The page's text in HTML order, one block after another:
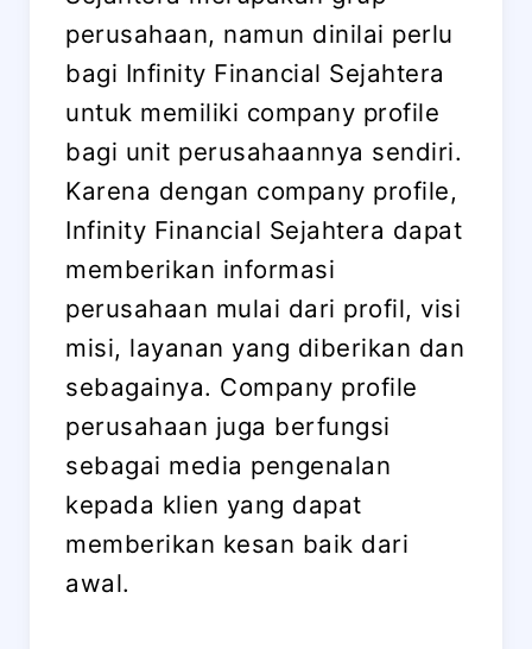
perusahaan, namun dinilai perlu
bagi Infinity Financial Sejahtera
untuk memiliki company profile
bagi unit perusahaannya sendiri.
Karena dengan company profile,
Infinity Financial Sejahtera dapat
memberikan informasi
perusahaan mulai dari profil, visi
misi, layanan yang diberikan dan
sebagainya. Company profile
perusahaan juga berfungsi
sebagai media pengenalan
kepada klien yang dapat
memberikan kesan baik dari
awal.